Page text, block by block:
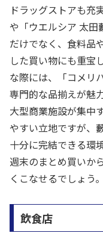
ドラッグストアも充
や「ウエルシア 太田
だけでなく、食料品
した買い物にも重宝
な際には、「コメリ
専門的な品揃えが魅力
大型商業施設が集中
やすい立地ですが、
十分に完結できる環
週末のまとめ買いか
くこなせるでしょう。
飲食店